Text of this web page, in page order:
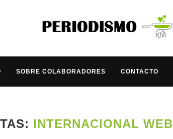
SOBRE COLABORADORES CONTACTO
INTERNACIONAL WEB